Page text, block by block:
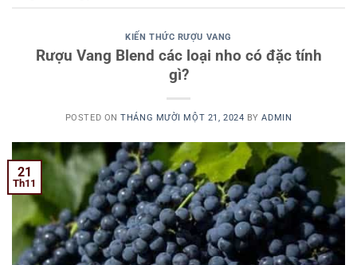
KIẾN THỨC RƯỢU VANG
Rượu Vang Blend các loại nho có đặc tính
gì?
POSTED ONTHÁNG MƯỜI MỘT 21, 2024 BYADMIN
21
Th11